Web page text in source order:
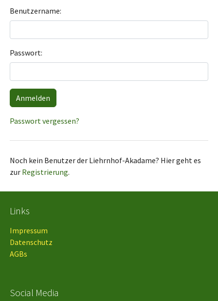
Benutzername:
Passwort:
Passwort vergessen?
Noch kein Benutzer der Liehrnhof-Akadame? Hier geht es
zur Registrierung.
Links
Impressum
Datenschutz
AGBs
Social Media